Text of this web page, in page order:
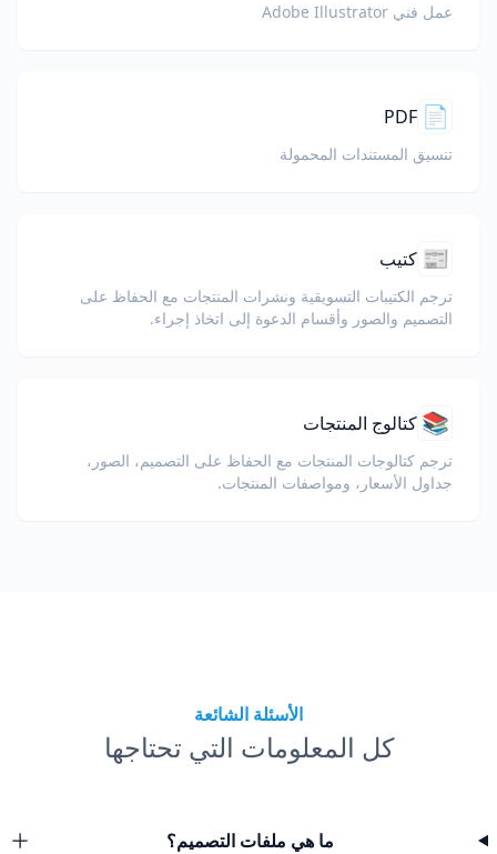
عمل فني Adobe Illustrator
📄
PDF
تنسيق المستندات المحمولة
📰 كتيب
ترجم الكتيبات التسويقية ونشرات المنتجات مع الحفاظ على
التصميم والصور وأقسام الدعوة إلى اتخاذ إجراء.
📚 كتالوج المنتجات
ترجم كتالوجات المنتجات مع الحفاظ على التصميم، الصور،
جداول الأسعار، ومواصفات المنتجات.
الأسئلة الشائعة
كل المعلومات التي تحتاجها
ما هي ملفات التصميم؟